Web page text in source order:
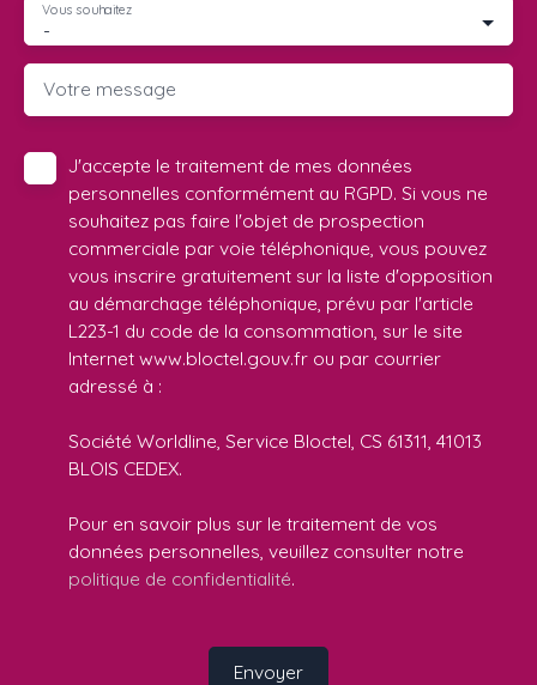
-
Vous souhaitez
Votre message
J'accepte le traitement de mes données
personnelles conformément au RGPD. Si vous ne
souhaitez pas faire l'objet de prospection
commerciale par voie téléphonique, vous pouvez
vous inscrire gratuitement sur la liste d'opposition
au démarchage téléphonique, prévu par l'article
L223-1 du code de la consommation, sur le site
Internet www.bloctel.gouv.fr ou par courrier
adressé à :
Société Worldline, Service Bloctel, CS 61311, 41013
BLOIS CEDEX.
Pour en savoir plus sur le traitement de vos
données personnelles, veuillez consulter notre
politique de confidentialité.
Envoyer